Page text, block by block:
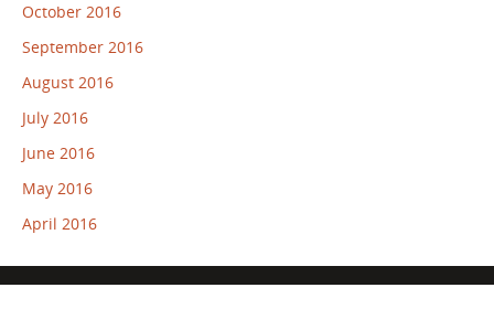
October 2016
September 2016
August 2016
July 2016
June 2016
May 2016
April 2016